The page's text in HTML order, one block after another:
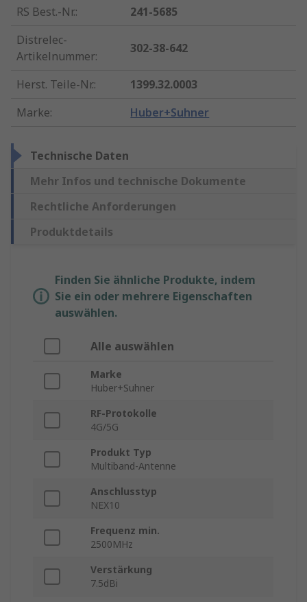
RS Best.-Nr.:
241-5685
Distrelec-
Artikelnummer:
302-38-642
Herst. Teile-Nr.:
1399.32.0003
Marke: Huber+Suhner
Technische Daten
Mehr Infos und technische Dokumente
Rechtliche Anforderungen
Produktdetails
Finden Sie ähnliche Produkte, indem
Sie ein oder mehrere Eigenschaften
auswählen.
Alle auswählen
Marke
Huber+Suhner
RF-Protokolle
4G/5G
Produkt Typ
Multiband-Antenne
Anschlusstyp
NEX10
Frequenz min.
2500MHz
Verstärkung
7.5dBi